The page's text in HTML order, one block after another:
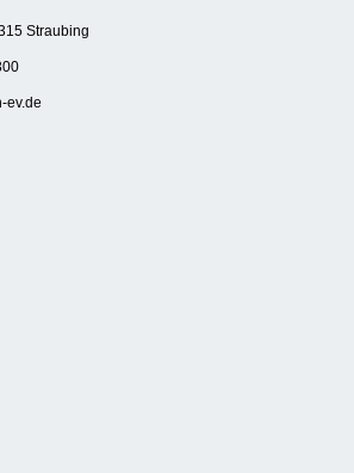
Straubing
ev.de